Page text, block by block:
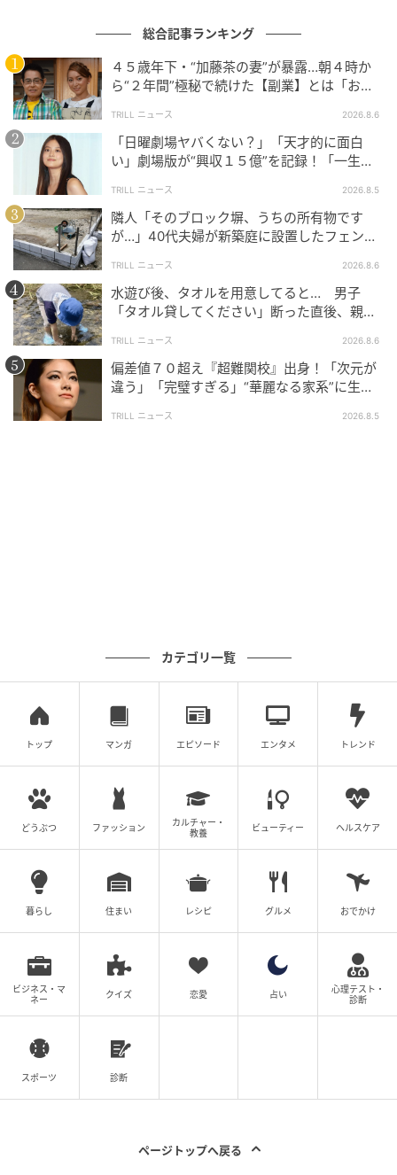
エキサイトニュース
▶次回 【漫画】本当に夫が変わるかわからないが有意
Vol.59】
元記事で読む
【漫画】僕は育児に専念、妻は就職活動を始
めた【僕と帰ってこない妻 Vol.520】
の記事をもっとみる
総合記事ランキング
４５歳年下・“加藤茶の妻”が暴露…朝４時か
ら“２年間”極秘で続けた【副業】とは「お金
TRILL ニュース 2026.8.6
「日曜劇場ヤバくない？」「天才的に面白
い」劇場版が“興収１５億”を記録！「一生言
TRILL ニュース 2026.8.5
隣人「そのブロック塀、うちの所有物です
が…」40代夫婦が新築庭に設置したフェン
TRILL ニュース 2026.8.6
水遊び後、タオルを用意してると… 男子
「タオル貸してください」断った直後、親が
TRILL ニュース 2026.8.6
偏差値７０超え『超難関校』出身！「次元が
違う」「完璧すぎる」“華麗なる家系”に生ま
TRILL ニュース 2026.8.5
カテゴリ一覧
トップ マンガ エピソード エンタメ トレンド
どうぶつ ファッション
カルチャー・
教養
ビューティー ヘルスケア
暮らし 住まい レシピ グルメ おでかけ
ビジネス・マ
ネー
クイズ 恋愛 占い
心理テスト・
診断
スポーツ 診断
ページトップへ戻る